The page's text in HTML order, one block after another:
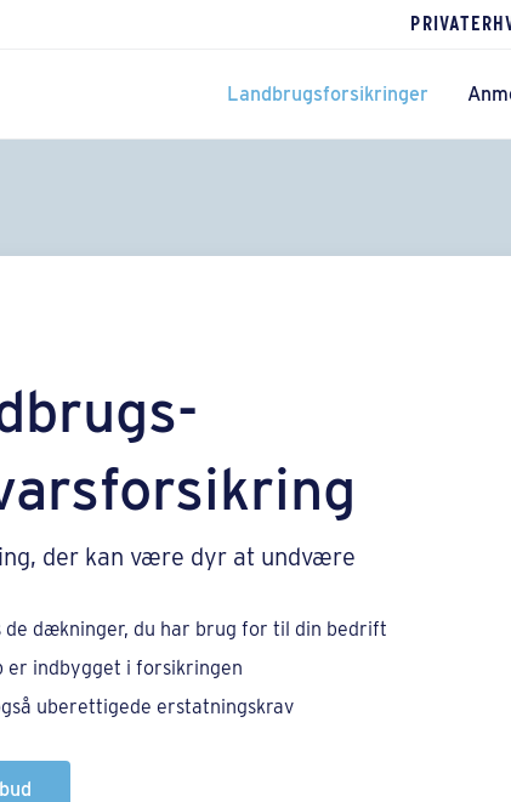
PRIVAT
Landbrugsforsikringer
der kan være dyr at undvære
de dækninger, du har brug for til din bedrift
er indbygget i forsikringen
uberettigede erstatningskrav